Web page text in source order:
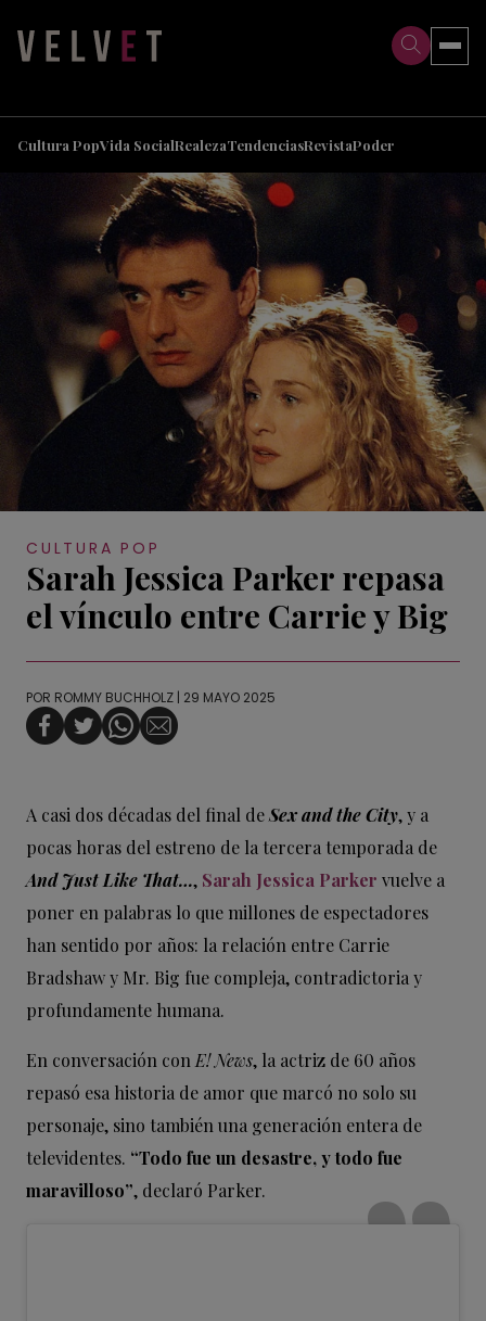
Cultura PopVida SocialRealezaTendenciasRevistaPoder
CULTURA POP
Sarah Jessica Parker repasa
el vínculo entre Carrie y Big
POR ROMMY BUCHHOLZ | 29 MAYO 2025
A casi dos décadas del final deSex and the City, y a
pocas horas del estreno de la tercera temporada de
And Just Like That…, Sarah Jessica Parker vuelve a
poner en palabras lo que millones de espectadores
han sentido por años: la relación entre Carrie
Bradshaw y Mr. Big fue compleja, contradictoria y
profundamente humana.
En conversación conE! News, la actriz de 60 años
repasó esa historia de amor que marcó no solo su
personaje, sino también una generación entera de
televidentes. “Todo fue un desastre, y todo fue
maravilloso”, declaró Parker.